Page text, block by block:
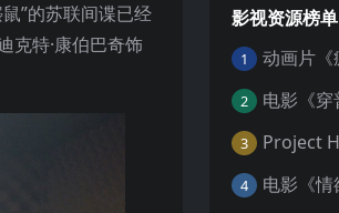
”的苏联间谍已经
克特·康伯巴奇饰
影视资源榜单
1
2
3
4